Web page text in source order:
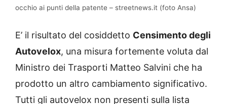
occhio ai punti della patente – streetnews.it (foto Ansa)
E’ il risultato del cosiddetto Censimento degli
Autovelox, una misura fortemente voluta dal
Ministro dei Trasporti Matteo Salvini che ha
prodotto un altro cambiamento significativo.
Tutti gli autovelox non presenti sulla lista